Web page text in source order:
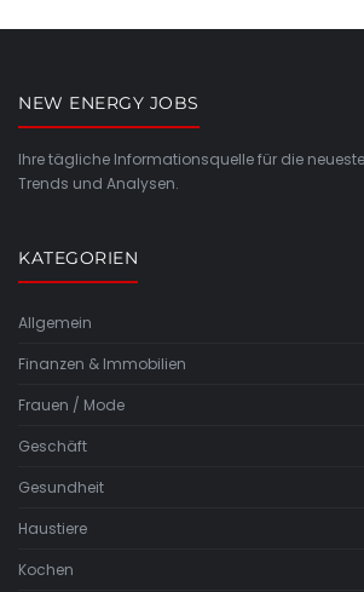
NEW ENERGY JOBS
Ihre tägliche Informationsquelle für die
Trends und Analysen.
KATEGORIEN
Allgemein
Finanzen & Immobilien
Frauen / Mode
Geschäft
Gesundheit
Haustiere
Kochen